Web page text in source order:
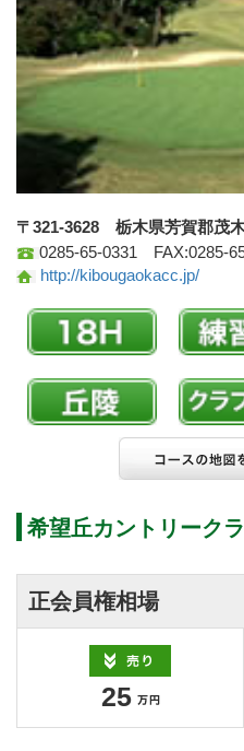
〒321-3628 栃木県芳賀郡茂
0285-65-0331 FAX:0285-
http://kibougaokacc.jp/
希望丘カントリーク
正会員権相場
25